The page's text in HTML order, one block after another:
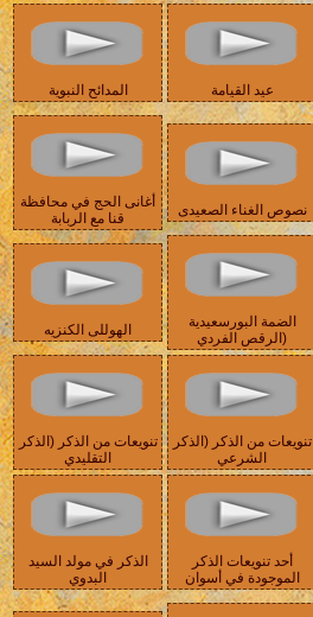
عيد القيامة المدائح النبوية
نصوص الغناء الصعيدى
أغانى الحج في محافظة
قنا مع الربابة
الضمة البورسعيدية
(الرقص الفردي
الهوللى الكنزيه
تنويعات من الذكر (الذكر
الشرعي
تنويعات من الذكر (الذكر
التقليدي
أحد تنويعات الذكر
الموجودة في أسوان
الذكر في مولد السيد
البدوي